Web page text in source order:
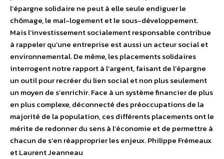
l’épargne solidaire ne peut à elle seule endiguer le
chômage, le mal-logement et le sous-développement.
Mais l’investissement socialement responsable contribue
à rappeler qu’une entreprise est aussi un acteur social et
environnemental. De même, les placements solidaires
interrogent notre rapport à l’argent, faisant de l’épargne
un outil pour recréer du lien social et non plus seulement
un moyen de s’enrichir. Face à un système financier de plus
en plus complexe, déconnecté des préoccupations de la
majorité de la population, ces différents placements ont le
mérite de redonner du sens à l’économie et de permettre à
chacun de s’en réapproprier les enjeux. Philippe Frémeaux
et Laurent Jeanneau